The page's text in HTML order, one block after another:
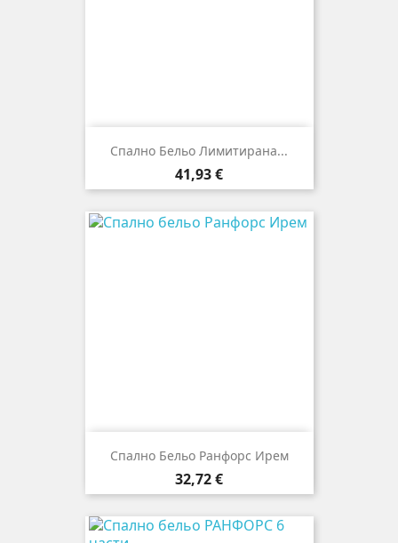
Спално Бельо Лимитирана...
Цена
41,93 €
Спално Бельо Ранфорс Ирем
Цена
32,72 €